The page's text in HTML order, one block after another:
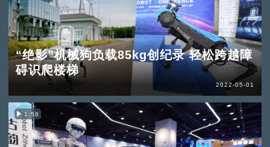
“绝影”机械狗负载85kg创纪录 轻松跨越障
碍识爬楼梯
2022-05-01
1:58